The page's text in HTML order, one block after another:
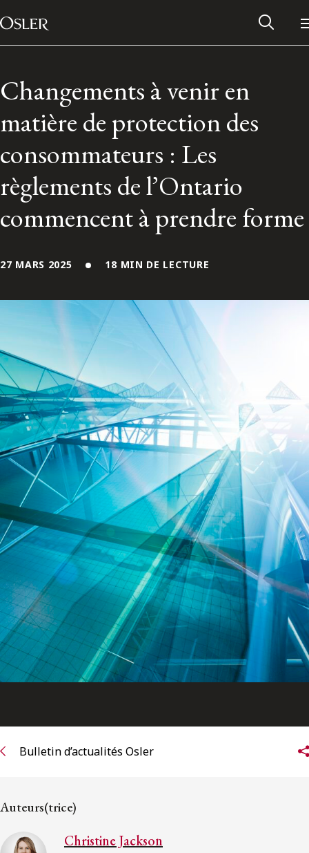
Passer au contenu
Main Navigation
Réseau des anciens d’Osler
ENGLISH
S’abonner aux articles Osler
S’abonner
Changements à venir en
matière de protection des
consommateurs : Les
règlements de l’Ontario
commencent à prendre forme
27 MARS 2025 18 MIN DE LECTURE
Bulletin d’actualités Osler
Auteurs(trice)
Christine Jackson